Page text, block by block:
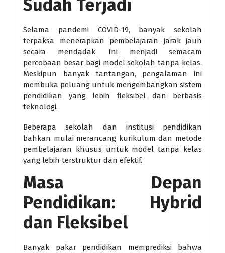
Sudah Terjadi
Selama pandemi COVID-19, banyak sekolah
terpaksa menerapkan pembelajaran jarak jauh
secara mendadak. Ini menjadi semacam
percobaan besar bagi model sekolah tanpa kelas.
Meskipun banyak tantangan, pengalaman ini
membuka peluang untuk mengembangkan sistem
pendidikan yang lebih fleksibel dan berbasis
teknologi.
Beberapa sekolah dan institusi pendidikan
bahkan mulai merancang kurikulum dan metode
pembelajaran khusus untuk model tanpa kelas
yang lebih terstruktur dan efektif.
Masa Depan
Pendidikan: Hybrid
dan Fleksibel
Banyak pakar pendidikan memprediksi bahwa